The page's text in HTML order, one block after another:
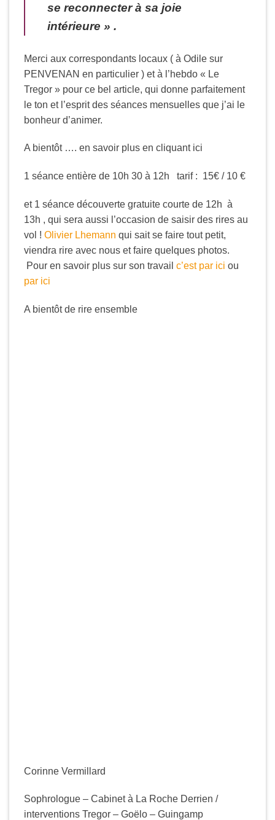
se reconnecter à sa joie
intérieure » .
Merci aux correspondants locaux ( à Odile sur
PENVENAN en particulier ) et à l’hebdo « Le
Tregor » pour ce bel article, qui donne parfaitement
le ton et l’esprit des séances mensuelles que j’ai le
bonheur d’animer.
A bientôt …. en savoir plus en cliquant ici
1 séance entière de 10h 30 à 12h tarif : 15€ / 10 €
et 1 séance découverte gratuite courte de 12h à
13h , qui sera aussi l’occasion de saisir des rires au
vol ! Olivier Lhemann qui sait se faire tout petit,
viendra rire avec nous et faire quelques photos.
Pour en savoir plus sur son travail c’est par ici ou
par ici
A bientôt de rire ensemble
Corinne Vermillard
Sophrologue – Cabinet à La Roche Derrien /
interventions Tregor – Goëlo – Guingamp